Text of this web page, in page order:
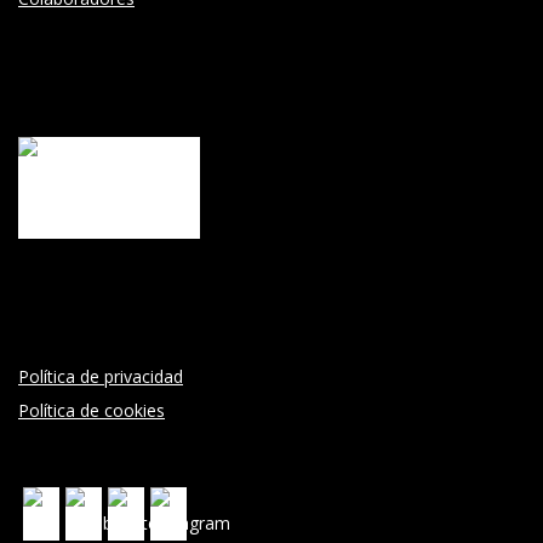
Política de privacidad
Política de cookies